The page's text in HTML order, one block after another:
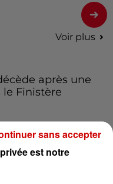
Voir plus
après une
le Finistère
en animalerie
est notre
sans accepter